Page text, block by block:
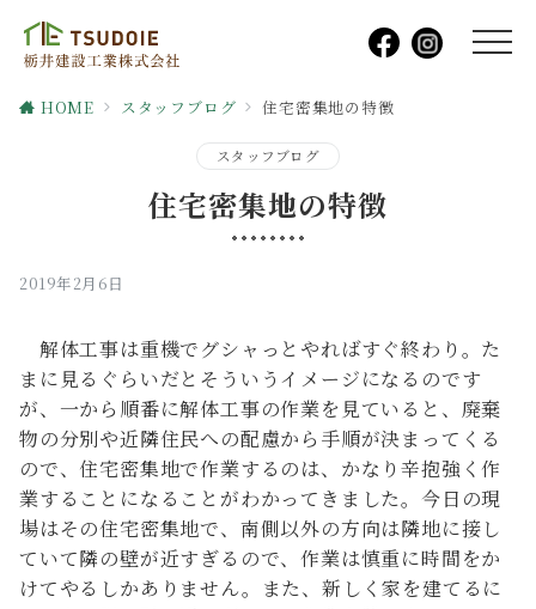
HOME スタッフブログ 住宅密集地の特徴
スタッフブログ
住宅密集地の特徴
2019年2月6日
解体工事は重機でグシャっとやればすぐ終わり。た
まに見るぐらいだとそういうイメージになるのです
が、一から順番に解体工事の作業を見ていると、廃棄
物の分別や近隣住民への配慮から手順が決まってくる
ので、住宅密集地で作業するのは、かなり辛抱強く作
業することになることがわかってきました。今日の現
場はその住宅密集地で、南側以外の方向は隣地に接し
ていて隣の壁が近すぎるので、作業は慎重に時間をか
けてやるしかありません。また、新しく家を建てるに